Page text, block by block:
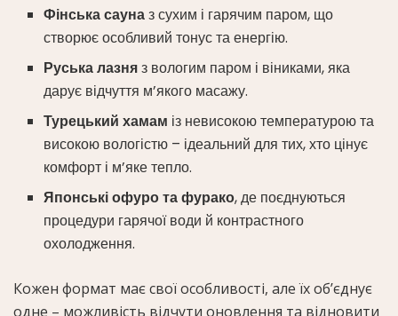
Фінська сауназ сухим і гарячим паром, що
створює особливий тонус та енергію.
Руська лазняз вологим паром і віниками, яка
дарує відчуття м’якого масажу.
Турецький хамам із невисокою температурою та
високою вологістю – ідеальний для тих, хто цінує
комфорт і м’яке тепло.
Японські офуро та фурако, де поєднуються
процедури гарячої води й контрастного
охолодження.
Кожен формат має свої особливості, але їх об’єднує
одне – можливість відчути оновлення та відновити